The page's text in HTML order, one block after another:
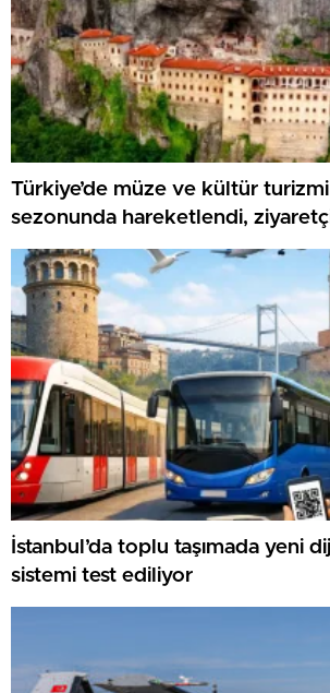
Türkiye’de müze ve kültür
sezonunda hareketlendi, ziyaretçi
gösteriyor
İstanbul’da toplu taşımada yeni
sistemi test ediliyor